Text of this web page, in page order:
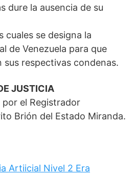
dure la ausencia de su
cuales se designa la
de Venezuela para que
sus respectivas condenas.
JUSTICIA
el Registrador
Brión del Estado Miranda.
Artiicial Nivel 2 Era